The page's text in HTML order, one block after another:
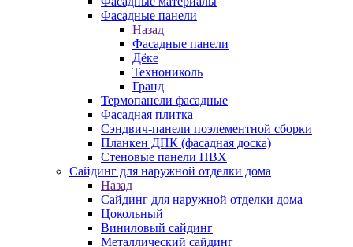
Фасадные панели
Назад
Фасадные панели
Дёке
Технониколь
Гранд
Термопанели фасадные
Фасадная плитка
Сэндвич-панели поэлементной сборки
Планкен ДПК (фасадная доска)
Стеновые панели ПВХ
Сайдинг для наружной отделки дома
Назад
Сайдинг для наружной отделки дома
Цокольный
Виниловый сайдинг
Металлический сайдинг